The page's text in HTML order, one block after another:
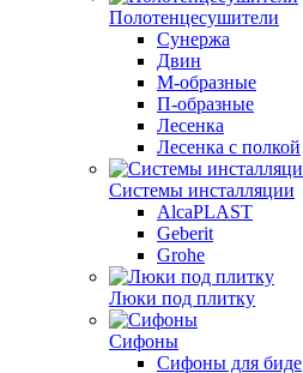
Полотенцесушители
Сунержа
Двин
М-образные
П-образные
Лесенка
Лесенка с полкой
Системы инсталляции
AlcaPLAST
Geberit
Grohe
Люки под плитку
Сифоны
Сифoны для биде